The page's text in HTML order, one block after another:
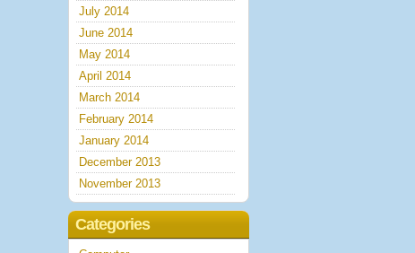
July 2014
June 2014
May 2014
April 2014
March 2014
February 2014
January 2014
December 2013
November 2013
Categories